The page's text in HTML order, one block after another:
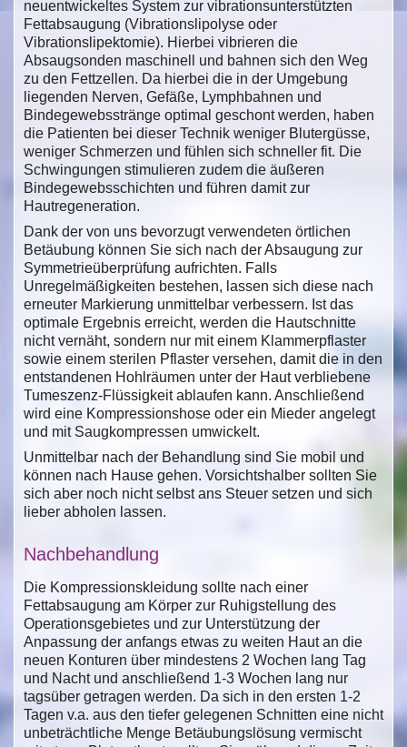
neuentwickeltes System zur vibrationsunterstützten
Fettabsaugung (Vibrationslipolyse oder
Vibrationslipektomie). Hierbei vibrieren die
Absaugsonden maschinell und bahnen sich den Weg
zu den Fettzellen. Da hierbei die in der Umgebung
liegenden Nerven, Gefäße, Lymphbahnen und
Bindegewebsstränge optimal geschont werden, haben
die Patienten bei dieser Technik weniger Blutergüsse,
weniger Schmerzen und fühlen sich schneller fit. Die
Schwingungen stimulieren zudem die äußeren
Bindegewebsschichten und führen damit zur
Hautregeneration.
Dank der von uns bevorzugt verwendeten örtlichen
Betäubung können Sie sich nach der Absaugung zur
Symmetrieüberprüfung aufrichten. Falls
Unregelmäßigkeiten bestehen, lassen sich diese nach
erneuter Markierung unmittelbar verbessern. Ist das
optimale Ergebnis erreicht, werden die Hautschnitte
nicht vernäht, sondern nur mit einem Klammerpflaster
sowie einem sterilen Pflaster versehen, damit die in den
entstandenen Hohlräumen unter der Haut verbliebene
Tumeszenz-Flüssigkeit ablaufen kann. Anschließend
wird eine Kompressionshose oder ein Mieder angelegt
und mit Saugkompressen umwickelt.
Unmittelbar nach der Behandlung sind Sie mobil und
können nach Hause gehen. Vorsichtshalber sollten Sie
sich aber noch nicht selbst ans Steuer setzen und sich
lieber abholen lassen.
Nachbehandlung
Die Kompressionskleidung sollte nach einer
Fettabsaugung am Körper zur Ruhigstellung des
Operationsgebietes und zur Unterstützung der
Anpassung der anfangs etwas zu weiten Haut an die
neuen Konturen über mindestens 2 Wochen lang Tag
und Nacht und anschließend 1-3 Wochen lang nur
tagsüber getragen werden. Da sich in den ersten 1-2
Tagen v.a. aus den tiefer gelegenen Schnitten eine nicht
unbeträchtliche Menge Betäubungslösung vermischt